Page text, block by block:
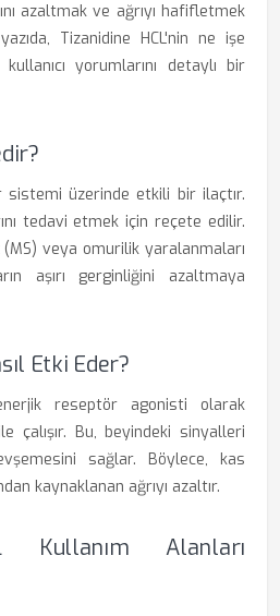
azaltmak ve ağrıyı hafifletmek
Tizanidine HCL'nin ne işe
yorumlarını detaylı bir
sistemi üzerinde etkili bir ilaçtır.
tedavi etmek için reçete edilir.
veya omurilik yaralanmaları
aşırı gerginliğini azaltmaya
Etki Eder?
reseptör agonisti olarak
çalışır. Bu, beyindeki sinyalleri
sağlar. Böylece, kas
kaynaklanan ağrıyı azaltır.
Kullanım Alanları